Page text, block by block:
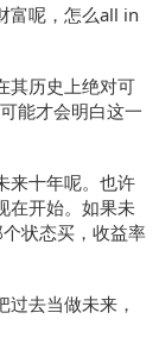
富呢，怎么all in
其历史上绝对可
能才会明白这一
来十年呢。也许
在开始。如果未
状态买，收益率
去当做未来，